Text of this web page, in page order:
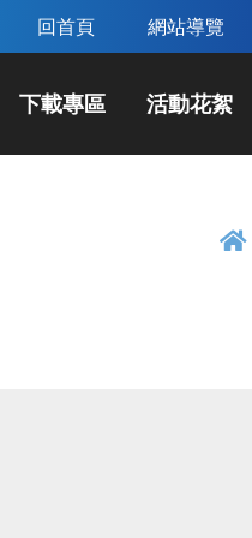
回首頁 網站導覽
下載專區 活動花絮